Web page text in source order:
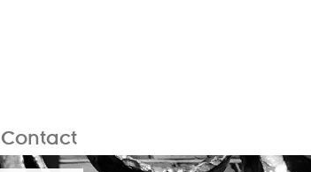
Contact